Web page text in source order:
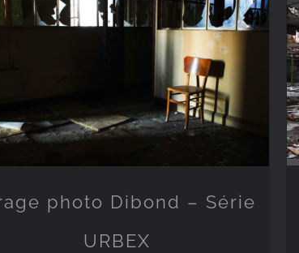
249€
photo Dibond – Série
URBEX